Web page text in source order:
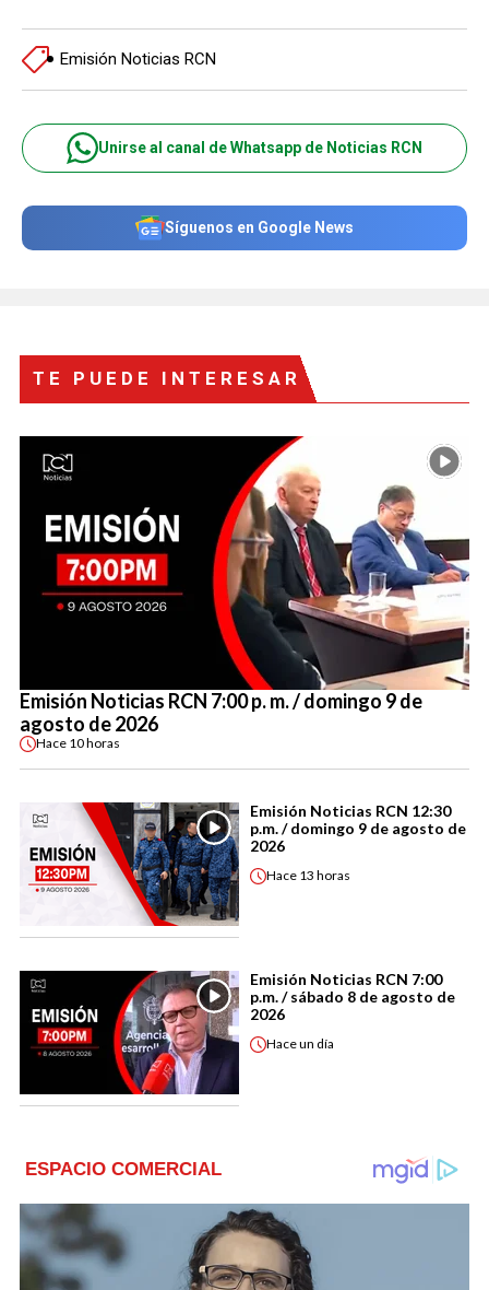
Emisión Noticias RCN
Unirse al canal de Whatsapp de Noticias RCN
Síguenos en Google News
TE PUEDE INTERESAR
Emisión Noticias RCN 7:00 p. m. / domingo 9 de
agosto de 2026
Hace 10 horas
Emisión Noticias RCN 12:30
p.m. / domingo 9 de agosto de
2026
Hace 13 horas
Emisión Noticias RCN 7:00
p.m. / sábado 8 de agosto de
2026
Haceun día